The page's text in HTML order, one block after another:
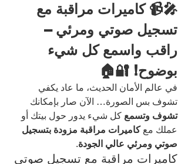
🎤📹 كاميرات مراقبة مع
تسجيل صوتي ومرئي –
راقب واسمع كل شيء
بوضوح! 🔐🏠
في عالم الأمان الحديث، ما عاد يكفي
تشوف بس الصورة… الآن صار بإمكانك
تشوف وتسمع كل شيء يدور حول بيتك أو
عملك مع كاميرات مراقبة مزودة بتسجيل
صوتي ومرئي عالي الجودة.
كاميرات مراقبة مع تسجيل صوتي